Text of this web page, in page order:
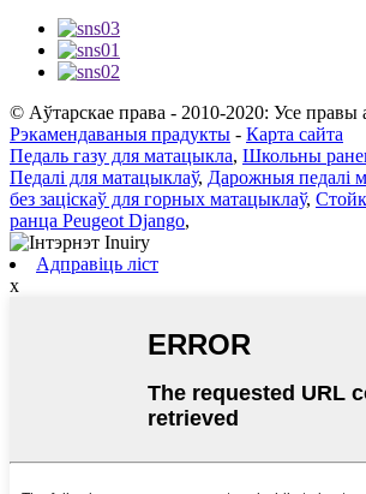
© Аўтарскае права - 2010-2020: Усе правы
Рэкамендаваныя прадукты - Карта сайта
Педаль газу для матацыкла, Школьны
Педалі для матацыклаў, Дарожныя педалі
без заціскаў для горных матацыклаў,
ранца Peugeot Django,
Адправіць ліст
x